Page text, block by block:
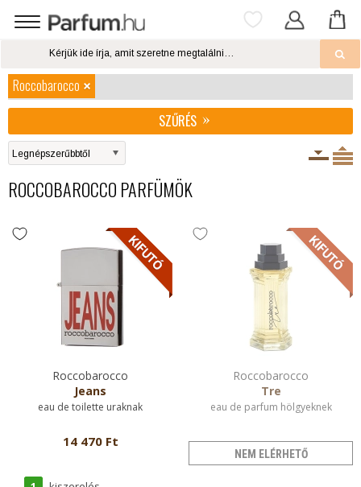
Roccobarocco
SZŰRÉS
ROCCOBAROCCO PARFÜMÖK
Roccobarocco
Jeans
eau de toilette uraknak
14 470 Ft
Roccobarocco
Tre
eau de parfum hölgyeknek
NEM ELÉRHETŐ